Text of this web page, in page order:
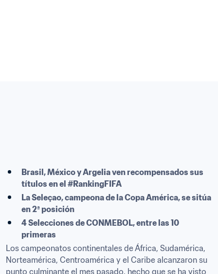
Brasil, México y Argelia ven recompensados sus
títulos en el #RankingFIFA
La Seleçao, campeona de la Copa América, se sitúa
en 2ª posición
4 Selecciones de CONMEBOL, entre las 10
primeras
Los campeonatos continentales de África, Sudamérica,
Norteamérica, Centroamérica y el Caribe alcanzaron su
punto culminante el mes pasado, hecho que se ha visto